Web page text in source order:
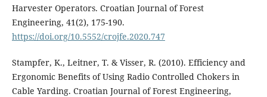
Harvester Operators. Croatian Journal of Forest
Engineering, 41(2), 175-190.
https://doi.org/10.5552/crojfe.2020.747
Stampfer, K., Leitner, T. & Visser, R. (2010). Efficiency and
Ergonomic Benefits of Using Radio Controlled Chokers in
Cable Yarding. Croatian Journal of Forest Engineering,